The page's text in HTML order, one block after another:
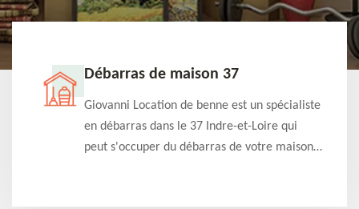
Débarras de maison 37
Giovanni Location de benne est un spécialiste
en débarras dans le 37 Indre-et-Loire qui
peut s'occuper du débarras de votre maison